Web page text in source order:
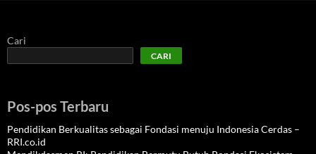
Cari
CARI
Pos-pos Terbaru
Pendidikan Berkualitas sebagai Fondasi menuju Indonesia Cerdas –
RRI.co.id